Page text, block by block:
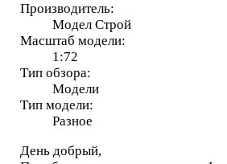
Производитель:
Модел Строй
Масштаб модели:
1:72
Тип обзора:
Модели
Тип модели:
Разное
День добрый,